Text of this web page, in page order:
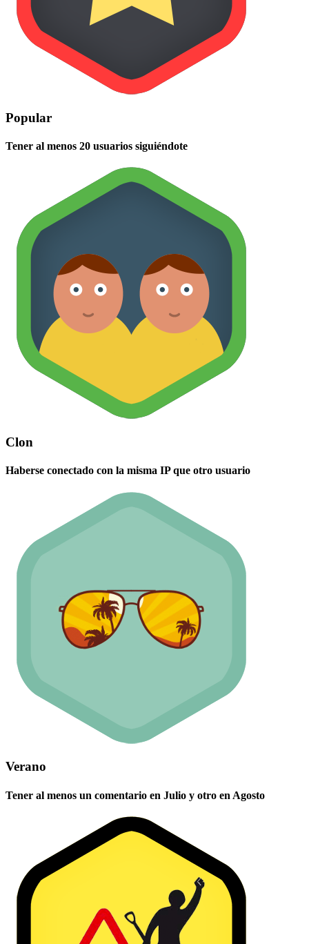
Popular
Tener al menos 20 usuarios siguiéndote
Clon
Haberse conectado con la misma IP que otro usuario
Verano
Tener al menos un comentario en Julio y otro en Agosto